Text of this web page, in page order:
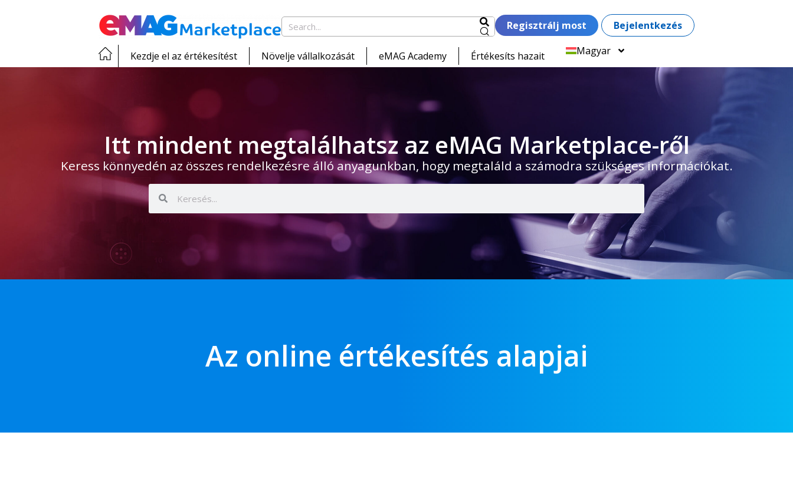
Regisztrálj most Bejelentkezés
Kezdje el az értékesítést Növelje vállalkozását eMAG Academy Értékesíts hazait Magyar
Itt mindent megtalálhatsz az eMAG Marketplace-ről
Keress könnyedén az összes rendelkezésre álló anyagunkban, hogy megtaláld a számodra szükséges információkat.
Az online értékesítés alapjai